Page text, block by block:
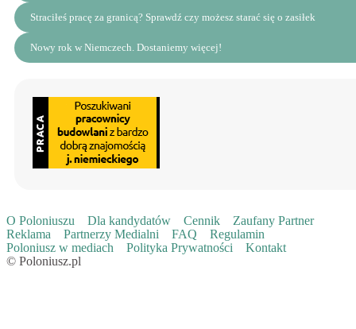
Straciłeś pracę za granicą? Sprawdź czy możesz starać się o zasiłek
Nowy rok w Niemczech. Dostaniemy więcej!
O Poloniuszu Dla kandydatów Cennik
Zaufany Partner
Reklama
Partnerzy Medialni FAQ
Regulamin
Poloniusz w mediach
Polityka Prywatności
Kontakt
© Poloniusz.pl